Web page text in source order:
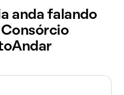
anda falando